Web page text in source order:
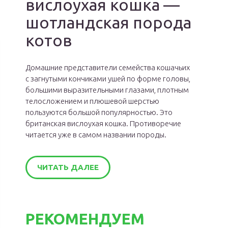
вислоухая кошка —
шотландская порода
котов
Домашние представители семейства кошачьих
с загнутыми кончиками ушей по форме головы,
большими выразительными глазами, плотным
телосложением и плюшевой шерстью
пользуются большой популярностью. Это
британская вислоухая кошка. Противоречие
читается уже в самом названии породы.
ЧИТАТЬ ДАЛЕЕ
РЕКОМЕНДУЕМ